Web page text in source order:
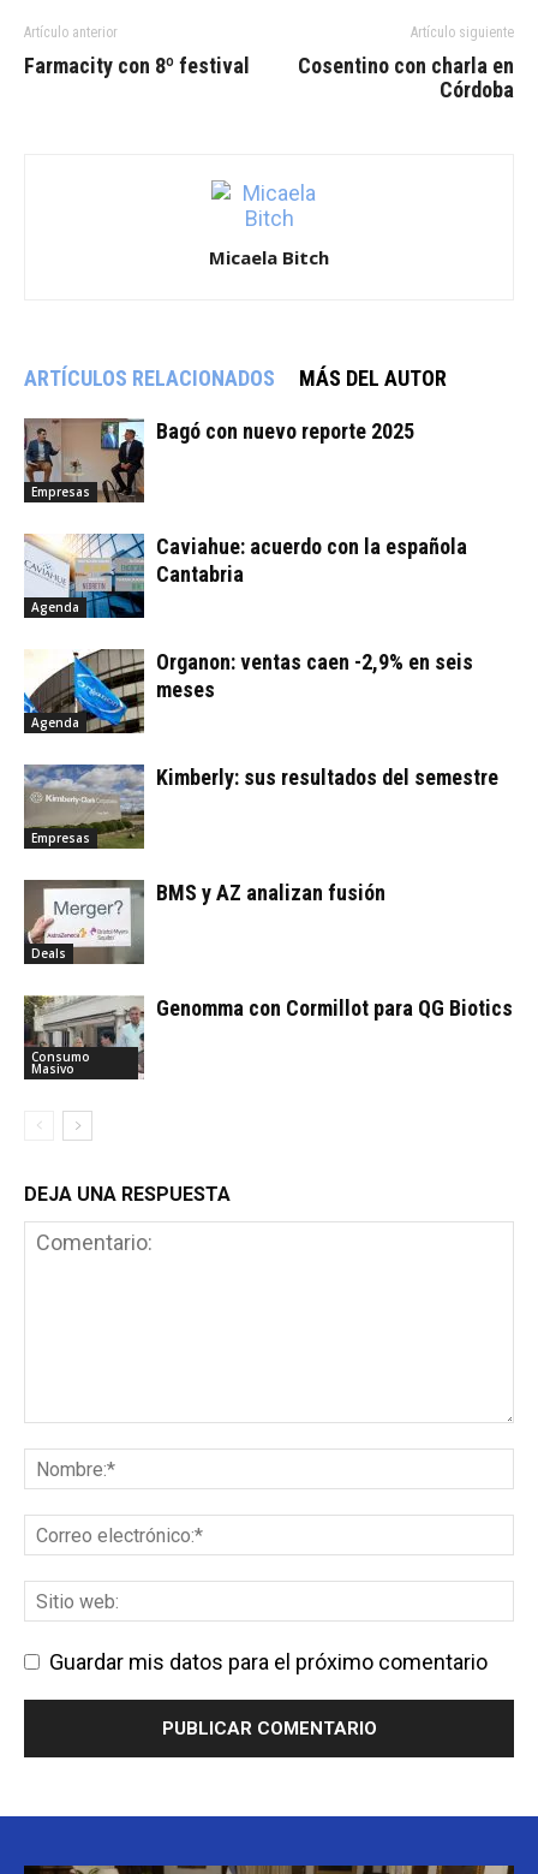
Artículo anterior
Farmacity con 8º festival
Artículo siguiente
Cosentino con charla en
Córdoba
Micaela Bitch
ARTÍCULOS RELACIONADOS MÁS DEL AUTOR
Empresas
Bagó con nuevo reporte 2025
Agenda
Caviahue: acuerdo con la española
Cantabria
Agenda
Organon: ventas caen -2,9% en seis
meses
Empresas
Kimberly: sus resultados del semestre
Deals
BMS y AZ analizan fusión
Consumo
Masivo
Genomma con Cormillot para QG Biotics
DEJA UNA RESPUESTA
Guardar mis datos para el próximo comentario